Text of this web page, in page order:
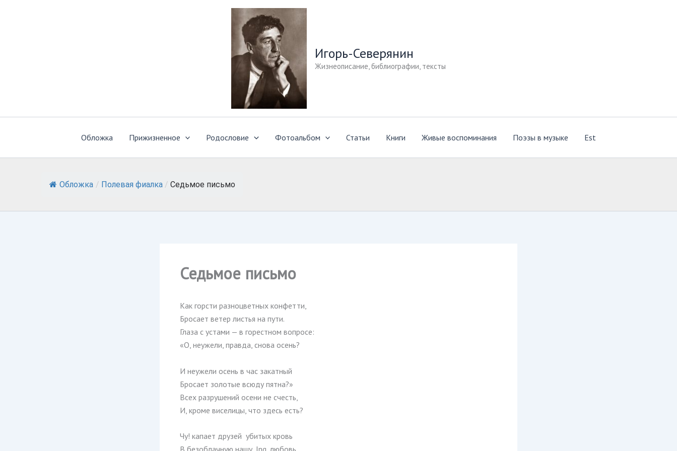
Игорь-Северянин
Жизнеописание, библиографии, тексты
Обложка Прижизненное Родословие Фотоальбом Статьи Книги Живые воспоминания Поэзы в музыке Est
Обложка / Полевая фиалка / Седьмое письмо
Седьмое письмо
Как горсти разноцветных конфетти,
Бросает ветер листья на пути.
Глаза с устами — в горестном вопросе:
«О, неужели, правда, снова осень?
И неужели осень в час закатный
Бросает золотые всюду пятна?»
Всех разрушений осени не счесть,
И, кроме виселицы, что здесь есть?
Чу! капает друзей убитых кровь